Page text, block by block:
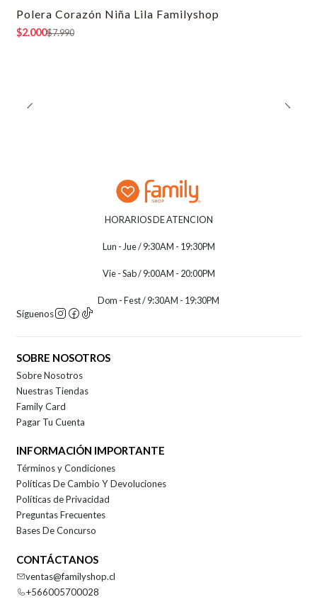
-75% OFF
Polera Corazón Niña Lila Familyshop
$2.000$7.990
HORARIOS DE ATENCION
Lun - Jue / 9:30AM - 19:30PM
Vie - Sab / 9:00AM - 20:00PM
Dom - Fest / 9:30AM - 19:30PM
Síguenos
SOBRE NOSOTROS
Sobre Nosotros
Nuestras Tiendas
Family Card
Pagar Tu Cuenta
INFORMACIÓN IMPORTANTE
Términos y Condiciones
Políticas De Cambio Y Devoluciones
Políticas de Privacidad
Preguntas Frecuentes
Bases De Concurso
CONTÁCTANOS
ventas@familyshop.cl
+566005700028